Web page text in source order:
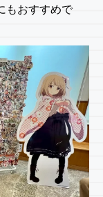
もおすすめで